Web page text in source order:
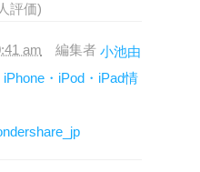
評価)
am 編集者 小池由
iPhone・iPod・iPad情